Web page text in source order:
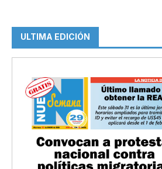
ULTIMA EDICIÓN